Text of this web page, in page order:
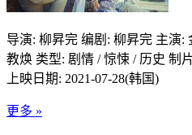
导演: 柳昇完 编剧: 柳昇完 主演:
教焕 类型: 剧情 / 惊悚 / 历史 制
上映日期: 2021-07-28(韩国)
更多 »